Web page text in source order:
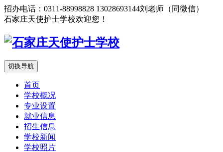
招办电话：0311-88998828 13028693144刘老师（同微信）
石家庄天使护士学校欢迎您！
切换导航
首页
学校概况
专业设置
就业信息
招生信息
学校新闻
学校照片